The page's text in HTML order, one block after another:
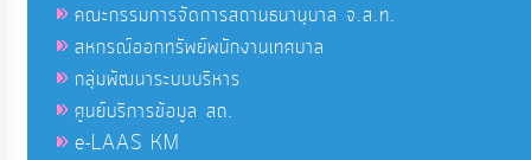
คณะกรรมการจัดการสถานธนานุบาล จ.ส.ท.
สหกรณ์ออกทรัพย์พนักงานเทศบาล
กลุ่มพัฒนาระบบบริหาร
ศูนย์บริการข้อมูล สถ.
e-LAAS KM